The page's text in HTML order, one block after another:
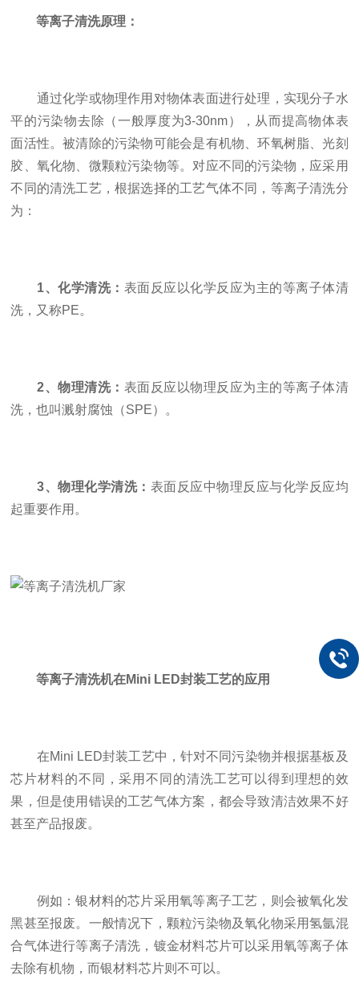
等离子清洗原理：
通过化学或物理作用对物体表面进行处理，实现分子水
平的污染物去除（一般厚度为3-30nm），从而提高物体表
面活性。被清除的污染物可能会是有机物、环氧树脂、光刻
胶、氧化物、微颗粒污染物等。对应不同的污染物，应采用
不同的清洗工艺，根据选择的工艺气体不同，等离子清洗分
为：
1、化学清洗： 表面反应以化学反应为主的等离子体清
洗，又称PE。
2、物理清洗： 表面反应以物理反应为主的等离子体清
洗，也叫溅射腐蚀（SPE）。
3、物理化学清洗： 表面反应中物理反应与化学反应均
起重要作用。
等离子清洗机在Mini LED封装工艺的应用
在Mini LED封装工艺中，针对不同污染物并根据基板及
芯片材料的不同，采用不同的清洗工艺可以得到理想的效
果，但是使用错误的工艺气体方案，都会导致清洁效果不好
甚至产品报废。
例如：银材料的芯片采用氧等离子工艺，则会被氧化发
黑甚至报废。一般情况下，颗粒污染物及氧化物采用氢氩混
合气体进行等离子清洗，镀金材料芯片可以采用氧等离子体
去除有机物，而银材料芯片则不可以。